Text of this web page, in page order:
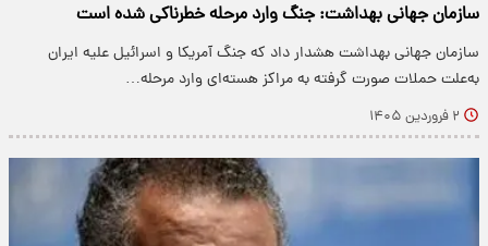
سازمان جهانی بهداشت: جنگ وارد مرحله خطرناکی شده است
سازمان جهانی بهداشت هشدار داد که جنگ آمریکا و اسرائیل علیه ایران
به‌علت حملات صورت گرفته به مراکز هسته‌ای وارد مرحله…
۲ فروردین ۱۴۰۵